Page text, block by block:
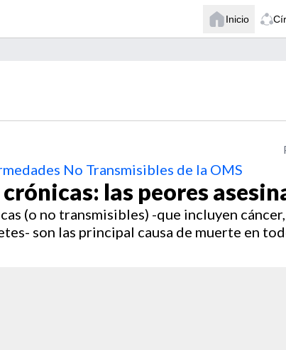
Inicio
No Transmisibles de la OMS
las peores
(o no transmisibles) -que incluyen
son las principal causa de muerte en